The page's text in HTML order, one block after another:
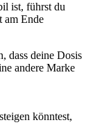
ist, führst du
am Ende
dass deine Dosis
andere Marke
könntest,